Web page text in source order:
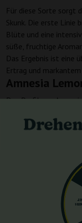
Für diese Sorte sorgt
Skunk. Die erste Linie
Blüte und eine
süße, fruchtige
Das Ergebnis ist eine
Ertrag und
Amnesia
Das Profil von
erwarten, die typisch
mit einem
und süß, ohne schwer
Samen sind eine
aber dennoch ein
Trocknen wünschen.
Amnesia